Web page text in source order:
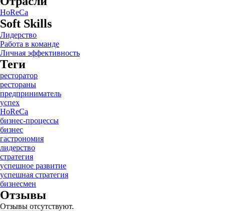
HoReCa
Soft Skills
Лидерство
Работа в команде
Личная эффективность
Теги
ресторатор
рестораны
предприниматель
успех
HoReCa
бизнес-процессы
бизнес
гастрономия
лидерство
стратегия
успешное развитие
успешная стратегия
бизнесмен
Отзывы
Отзывы отсутствуют.